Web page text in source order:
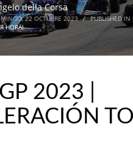
della Corsa
22 OCTUBRE 2023 / PUBLISHED IN
HORA!
2023 |